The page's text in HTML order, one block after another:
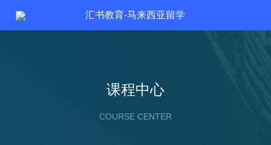
汇书教育-马来西亚留学
课程中心
COURSE CENTER